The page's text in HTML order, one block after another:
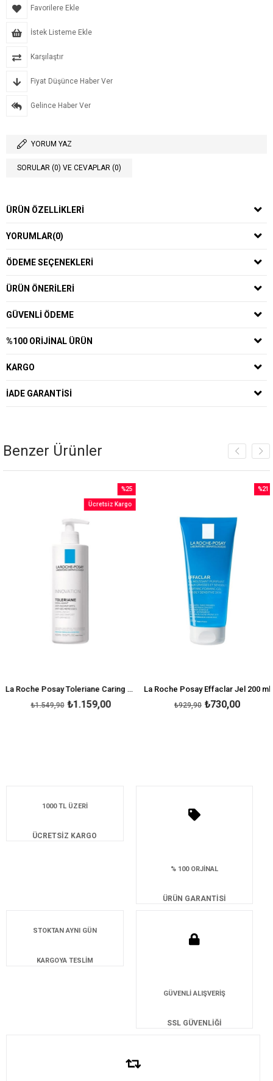
Favorilere Ekle
İstek Listeme Ekle
Karşılaştır
Fiyat Düşünce Haber Ver
Gelince Haber Ver
YORUM YAZ
SORULAR (0) VE CEVAPLAR (0)
ÜRÜN ÖZELLIKLERI
YORUMLAR(0)
ÖDEME SEÇENEKLERI
ÜRÜN ÖNERILERI
GÜVENLI ÖDEME
%100 ORIJINAL ÜRÜN
KARGO
İADE GARANTISI
Benzer Ürünler
La Roche Posay Toleriane Caring Wash 400 ml - Temizleyici Jel
₺1.159,00
₺1.549,90
%25
İndirim
Ücretsiz Kargo
La Roche Posay Effaclar Jel 200 ml
₺730,00
₺929,90
%21
1000 TL ÜZERİ
ÜCRETSİZ KARGO
% 100 ORJİNAL
ÜRÜN GARANTİSİ
STOKTAN AYNI GÜN
KARGOYA TESLİM
GÜVENLİ ALIŞVERİŞ
SSL GÜVENLİĞİ